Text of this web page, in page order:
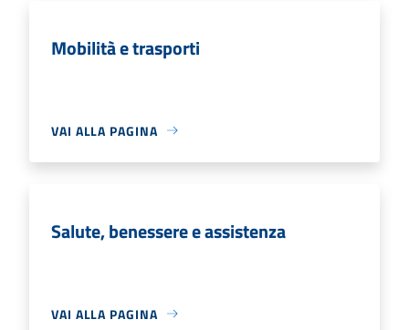
Mobilità e trasporti
VAI ALLA PAGINA
Salute, benessere e assistenza
VAI ALLA PAGINA